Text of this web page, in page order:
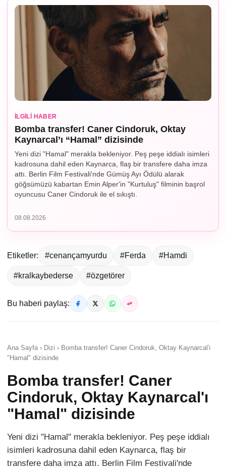
İLGILI HABER
Bomba transfer! Caner Cindoruk, Oktay
Kaynarcal’ı “Hamal” dizisinde
Yeni dizi "Hamal" merakla bekleniyor. Peş peşe iddialı isimleri
kadrosuna dahil eden Kaynarca, flaş bir transfere daha imza
attı. Berlin Film Festivali'nde Gümüş Ayı Ödülü alarak
göğsümüzü kabartan Emin Alper'in "Kurtuluş" filminin başrol
oyuncusu Caner Cindoruk ile el sıkıştı.
08.08.2026
Etiketler: #cenançamyurdu #Ferda #Hamdi
#kralkaybederse #özgetörer
Bu haberi paylaş:
Ana Sayfa › Dizi › Bomba transfer! Caner Cindoruk, Oktay Kaynarcal'ı
"Hamal" dizisinde
Bomba transfer! Caner
Cindoruk, Oktay Kaynarcal'ı
"Hamal" dizisinde
Yeni dizi "Hamal" merakla bekleniyor. Peş peşe iddialı
isimleri kadrosuna dahil eden Kaynarca, flaş bir
transfere daha imza attı. Berlin Film Festivali'nde